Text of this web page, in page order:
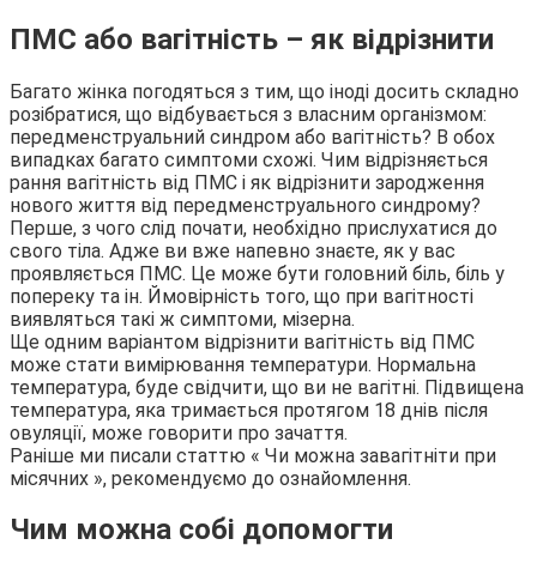
ПМС або вагітність – як відрізнити
Багато жінка погодяться з тим, що іноді досить складно
розібратися, що відбувається з власним організмом:
передменструальний синдром або вагітність? В обох
випадках багато симптоми схожі. Чим відрізняється
рання вагітність від ПМС і як відрізнити зародження
нового життя від передменструального синдрому?
Перше, з чого слід почати, необхідно прислухатися до
свого тіла. Адже ви вже напевно знаєте, як у вас
проявляється ПМС. Це може бути головний біль, біль у
попереку та ін. Ймовірність того, що при вагітності
виявляться такі ж симптоми, мізерна.
Ще одним варіантом відрізнити вагітність від ПМС
може стати вимірювання температури. Нормальна
температура, буде свідчити, що ви не вагітні. Підвищена
температура, яка тримається протягом 18 днів після
овуляції, може говорити про зачаття.
Раніше ми писали статтю « Чи можна завагітніти при
місячних », рекомендуємо до ознайомлення.
Чим можна собі допомогти